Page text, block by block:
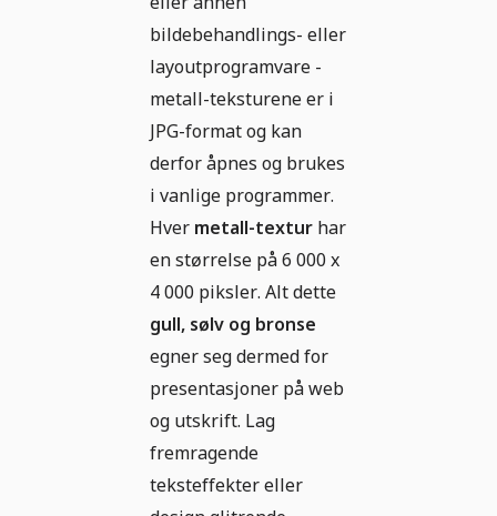
bildebehandlings- eller
layoutprogramvare -
metall-teksturene er i
JPG-format og kan
derfor åpnes og brukes
i vanlige programmer.
Hver metall-textur har
en størrelse på 6 000 x
4 000 piksler. Alt dette
gull, sølv og bronse
egner seg dermed for
presentasjoner på web
og utskrift. Lag
fremragende
teksteffekter eller